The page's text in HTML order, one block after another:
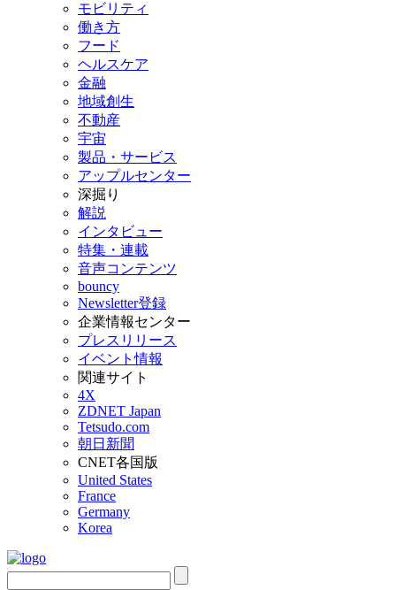
モビリティ
働き方
フード
ヘルスケア
金融
地域創生
不動産
宇宙
製品・サービス
アップルセンター
深掘り
解説
インタビュー
特集・連載
音声コンテンツ
bouncy
Newsletter登録
企業情報センター
プレスリリース
イベント情報
関連サイト
4X
ZDNET Japan
Tetsudo.com
朝日新聞
CNET各国版
United States
France
Germany
Korea